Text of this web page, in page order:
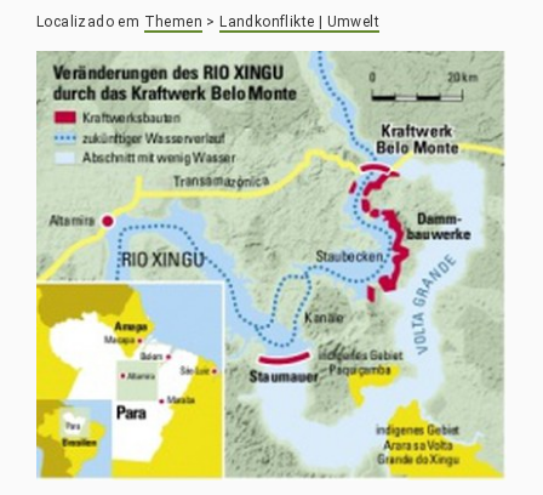
Localizado em Themen >Landkonflikte | Umwelt